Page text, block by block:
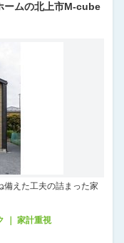
ームの北上市M-cube
備えた工夫の詰まった家
｜ 家計重視